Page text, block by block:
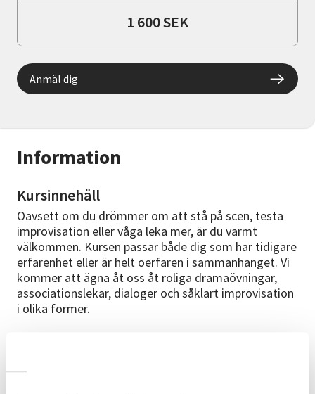
Information
Kursinnehåll
Oavsett om du drömmer om att stå på scen, testa
improvisation eller våga leka mer, är du varmt
välkommen. Kursen passar både dig som har tidigare
erfarenhet eller är helt oerfaren i sammanhanget. Vi
kommer att ägna åt oss åt roliga dramaövningar,
associationslekar, dialoger och såklart improvisation
i olika former.
finns så fortsätter vi även under våren.
1 600 SEK
Anmäl dig